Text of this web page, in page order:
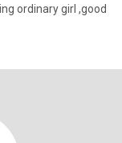
ordinary girl ,good